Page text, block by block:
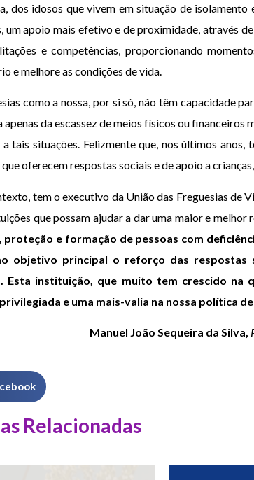
dos idosos que vivem em situação de
um apoio mais efetivo e de proximidade, através
e competências, proporcionando
e melhore as condições de vida.
como a nossa, por si só, não têm capacidade
apenas da escassez de meios físicos ou
tais situações. Felizmente que, nos últimos
oferecem respostas sociais e de apoio a
tem o executivo da União das Freguesias de
que possam ajudar a dar uma maior e melhor
proteção e formação de pessoas com
objetivo principal o reforço das respostas
Esta instituição, que muito tem crescido na
e uma mais-valia na nossa política
Manuel João Sequeira da Silva,
Relacionadas